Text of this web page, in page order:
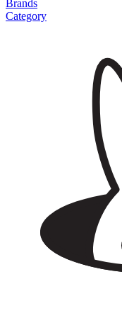
Brands
Category